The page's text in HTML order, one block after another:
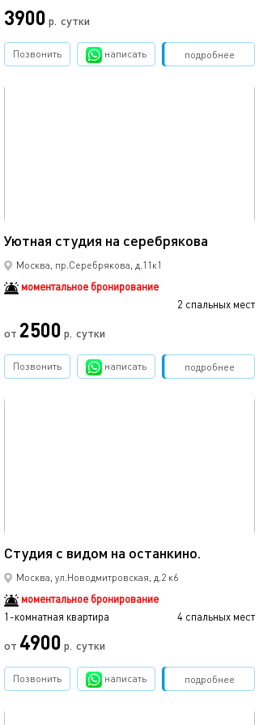
3900 р. сутки
подробнее
Позвонить написать Забронировать
Уютная студия на серебрякова
Москва, пр.Серебрякова, д.11к1
моментальное бронирование
2 спальных мест
от 2500 р. сутки
подробнее
Позвонить написать Забронировать
Студия с видом на останкино.
Москва, ул.Новодмитровская, д.2 к6
моментальное бронирование
1-комнатная квартира
4 спальных мест
от 4900 р. сутки
подробнее
Позвонить написать Забронировать